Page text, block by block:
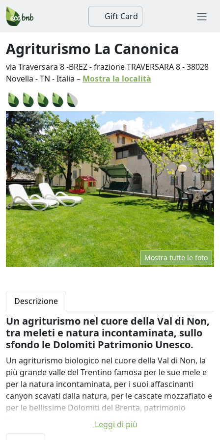
Gift Card
Agriturismo La Canonica
via Traversara 8 -BREZ - frazione TRAVERSARA 8-38028
Novella -TN -Italia – Mostra la località
Mostra tutte le foto
Descrizione
Un agriturismo nel cuore della Val di Non,
tra meleti e natura incontaminata, sullo
sfondo le Dolomiti Patrimonio Unesco.
Un agriturismo biologico nel cuore della Val di Non, la
più grande valle del Trentino famosa per le sue mele e
per la natura incontaminata, per i suoi affascinanti
canyon scavati dalla natura, per le cascate mozzafiato e
per le bellissime Dolomiti del Brenta, patrimonio
L'agritur La Canonica è immerso nel verde, con un
Leggi di più